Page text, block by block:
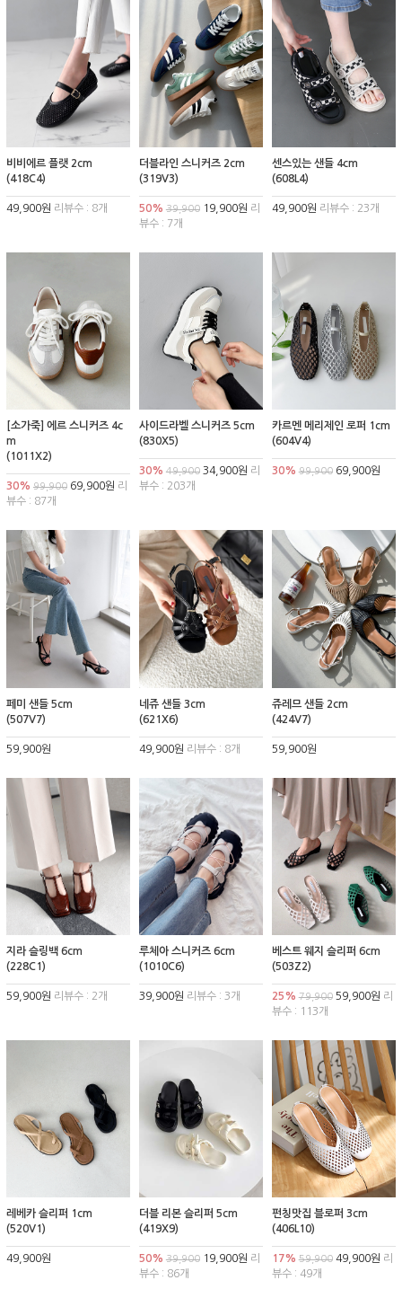
비비에르 플랫 2cm
(418C4)
49,900원 리뷰수 : 8개
더블라인 스니커즈 2cm
(319V3)
50% 39,90019,900원 리
뷰수 : 7개
센스있는 샌들 4cm
(608L4)
49,900원 리뷰수 : 23개
[소가죽] 에르 스니커즈 4c
m
(1011X2)
30% 99,900 69,900원 리
뷰수 : 87개
사이드라벨 스니커즈 5cm
(830X5)
30% 49,90034,900원 리
뷰수 : 203개
카르멘 메리제인 로퍼 1cm
(604V4)
30% 99,90069,900원
페미 샌들 5cm
(507V7)
59,900원
네쥬 샌들 3cm
(621X6)
49,900원 리뷰수 : 8개
쥬레므 샌들 2cm
(424V7)
59,900원
지라 슬링백 6cm
(228C1)
59,900원 리뷰수 : 2개
루체아 스니커즈 6cm
(1010C6)
39,900원 리뷰수 : 3개
베스트 웨지 슬리퍼 6cm
(503Z2)
25% 79,90059,900원 리
뷰수 : 113개
레베카 슬리퍼 1cm
(520V1)
49,900원
더블 리본 슬리퍼 5cm
(419X9)
50% 39,90019,900원 리
뷰수 : 86개
펀칭맛집 블로퍼 3cm
(406L10)
17% 59,90049,900원 리
뷰수 : 49개